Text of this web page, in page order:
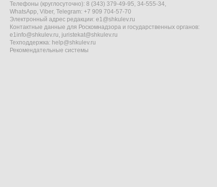
Телефоны (круглосуточно): 8 (343) 379-49-95, 34-555-34,
WhatsApp, Viber, Telegram: +7 909 704-57-70
Электронный адрес редакции: e1@shkulev.ru
Контактные данные для Роскомнадзора и государственных органов:
e1info@shkulev.ru, juristekat@shkulev.ru
Техподдержка: help@shkulev.ru
Рекомендательные системы